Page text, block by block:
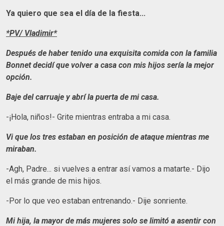
Ya quiero que sea el día de la fiesta...
*PV/ Vladimir*
Después de haber tenido una exquisita comida con la familia
Bonnet decidí que volver a casa con mis hijos sería la mejor
opción.
Baje del carruaje y abrí la puerta de mi casa.
-¡Hola, niños!- Grite mientras entraba a mi casa.
Vi que los tres estaban en posición de ataque mientras me
miraban.
-Agh, Padre... si vuelves a entrar así vamos a matarte.- Dijo
el más grande de mis hijos.
-Por lo que veo estaban entrenando.- Dije sonriente.
Mi hija, la mayor de más mujeres solo se limitó a asentir con